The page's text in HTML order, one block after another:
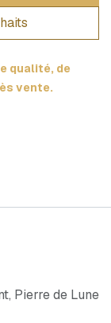
qualité, de
vente.
, Pierre de Lune